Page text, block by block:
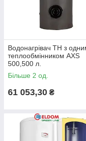
Водонагрівач ТН з
теплообмінником AXS
500,500 л.
Більше 2 од.
61 053,30 ₴